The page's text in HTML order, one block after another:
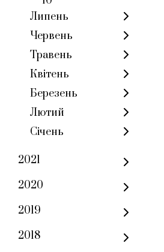
Липень
Червень
Травень
Квітень
Березень
Лютий
Січень
2021
2020
2019
2018